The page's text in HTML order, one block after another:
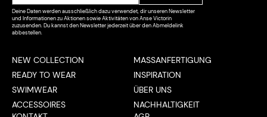
Deine Daten werden ausschließlich dazu verwendet, dir unseren Newsletter
und Informationen zu Aktionen sowie Aktivitäten von Anse Victorin
zuzusenden. Du kannst den Newsletter jederzeit über den Abmeldelink
abbestellen.
NEW COLLECTION
READY TO WEAR
SWIMWEAR
ACCESSOIRES
MASSANFERTIGUNG
INSPIRATION
ÜBER UNS
NACHHALTIGKEIT